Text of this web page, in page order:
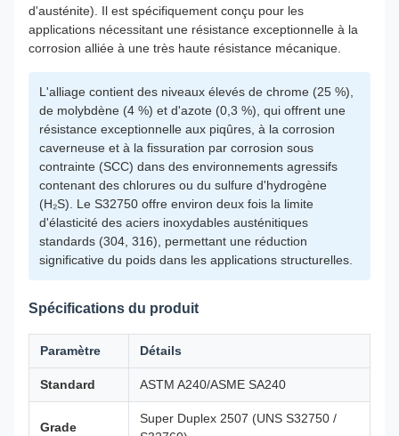
d'austénite). Il est spécifiquement conçu pour les
applications nécessitant une résistance exceptionnelle à la
corrosion alliée à une très haute résistance mécanique.
L'alliage contient des niveaux élevés de chrome (25 %),
de molybdène (4 %) et d'azote (0,3 %), qui offrent une
résistance exceptionnelle aux piqûres, à la corrosion
caverneuse et à la fissuration par corrosion sous
contrainte (SCC) dans des environnements agressifs
contenant des chlorures ou du sulfure d'hydrogène
(H₂S). Le S32750 offre environ deux fois la limite
d'élasticité des aciers inoxydables austénitiques
standards (304, 316), permettant une réduction
significative du poids dans les applications structurelles.
Spécifications du produit
Paramètre Détails
Standard ASTM A240/ASME SA240
Grade
Super Duplex 2507 (UNS S32750 /